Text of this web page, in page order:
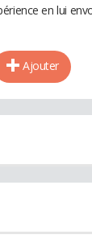
en lui
Ajouter